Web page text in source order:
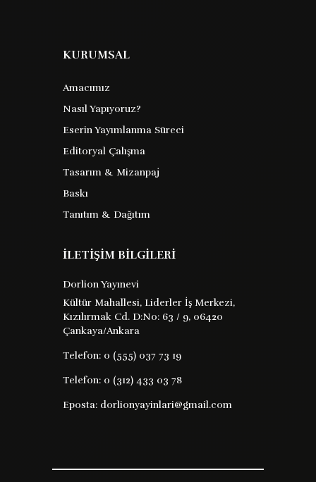
KURUMSAL
Amacımız
Nasıl Yapıyoruz?
Eserin Yayımlanma Süreci
Editoryal Çalışma
Tasarım & Mizanpaj
Baskı
Tanıtım & Dağıtım
İLETİŞİM BİLGİLERİ
Dorlion Yayınevi
Kültür Mahallesi, Liderler İş Merkezi,
Kızılırmak Cd. D:No: 63 / 9, 06420
Çankaya/Ankara
Telefon: 0 (555) 037 73 19
Telefon: 0 (312) 433 03 78
Eposta: dorlionyayinlari@gmail.com